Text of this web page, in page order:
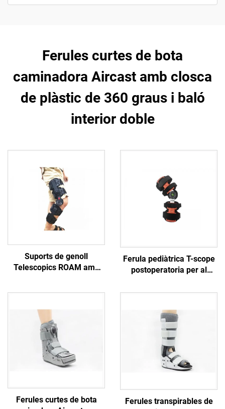
Ferules curtes de bota
caminadora Aircast amb closca
de plàstic de 360 graus i baló
interior doble
Suports de genoll
Telescopics ROAM amb
Ferula pediàtrica T-scope
postoperatoria per al
ròtula
Ferules curtes de bota
Ferules transpirables de